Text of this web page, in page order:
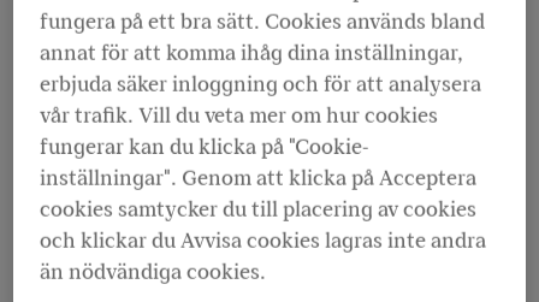
KPA Pension har inget eget fondbolag. Vår
fondförsäkring innehåller istället ett utbud av
externt förvaltade fonder. KPA Pensions
fondförsäkring främjar miljörelaterade och sociala
egenskaper genom att fondbolagen påverkar och
utesluter investeringar i sina fonder. För kunder som
själv väljer fonder krävs att minst en av fonderna
främjar sådana egenskaper eller har hållbar
investering som mål. En sådan fond måste dessutom
fungera på ett bra sätt. Cookies används bland
annat för att komma ihåg dina inställningar,
erbjuda säker inloggning och för att analysera
vår trafik. Vill du veta mer om hur cookies
fungerar kan du klicka på "Cookie-
inställningar". Genom att klicka på Acceptera
cookies samtycker du till placering av cookies
och klickar du Avvisa cookies lagras inte andra
än nödvändiga cookies.